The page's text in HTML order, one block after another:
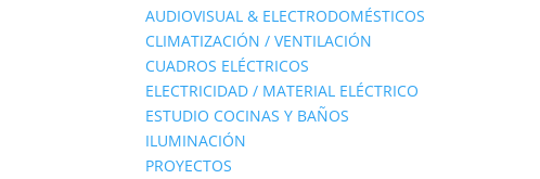
AUDIOVISUAL & ELECTRODOMÉSTICOS
CLIMATIZACIÓN / VENTILACIÓN
CUADROS ELÉCTRICOS
ELECTRICIDAD / MATERIAL ELÉCTRICO
ESTUDIO COCINAS Y BAÑOS
ILUMINACIÓN
PROYECTOS